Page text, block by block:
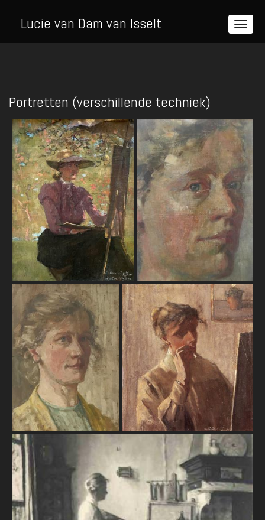
Lucie van Dam van Isselt
Portretten (verschillende techniek)